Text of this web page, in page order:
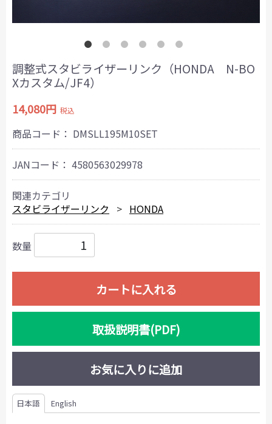
調整式スタビライザーリンク（HONDA N-BO
Xカスタム/JF4）
14,080円 税込
商品コード： DMSLL195M10SET
JANコード： 4580563029978
関連カテゴリ
スタビライザーリンク
HONDA
数量
カートに入れる
取扱説明書(PDF)
お気に入りに追加
日本語 English